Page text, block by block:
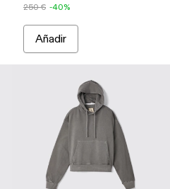
250 € -40%
Añadir